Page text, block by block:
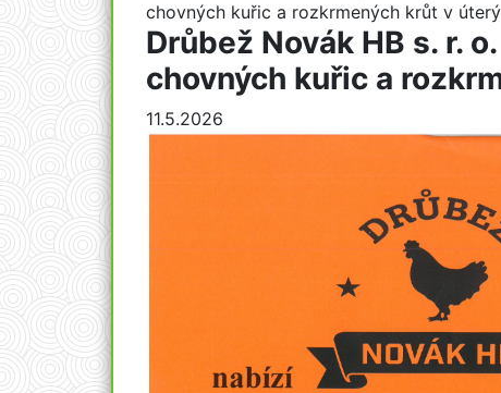
chovných kuřic a rozkrmených krůt v
Drůbež Novák HB s. r.
chovných kuřic a
11.5.2026